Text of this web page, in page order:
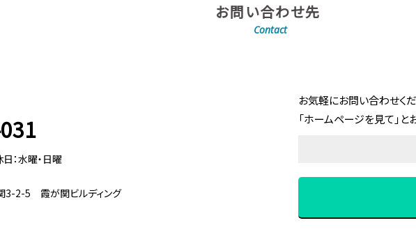
お問い合わせ先
Contact
お気軽にお問い合わせくだ
「ホームページを見て」と
水曜・日曜
3-2-5 霞が関ビルディング